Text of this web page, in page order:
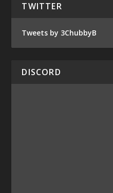
TWITTER
Tweets by 3ChubbyB
DISCORD